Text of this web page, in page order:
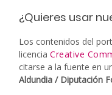
¿Quieres usar
Los contenidos del
licencia Creative
citarse a la fuente en
Aldundia / Diputación